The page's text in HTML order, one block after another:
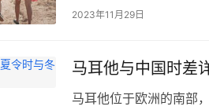
耳他北部最佳的徒步路
2023年11月29日
马耳他与中国时差
马耳他位于欧洲的南部